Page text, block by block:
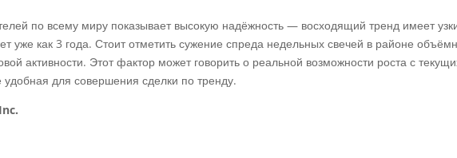
по всему миру показывает высокую надёжность — восходящий тренд имеет
уже как 3 года. Стоит отметить сужение спреда недельных свечей в районе
активности. Этот фактор может говорить о реальной возможности роста с
удобная для совершения сделки по тренду.